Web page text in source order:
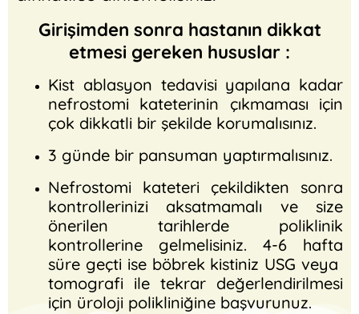
Girişimden sonra hastanın dikkat
etmesi gereken hususlar :
Kist ablasyon tedavisi yapılana kadar
nefrostomi kateterinin çıkmaması için
çok dikkatli bir şekilde korumalısınız.
3 günde bir pansuman yaptırmalısınız.
Nefrostomi kateteri çekildikten sonra
kontrollerinizi aksatmamalı ve size
önerilen tarihlerde poliklinik
kontrollerine gelmelisiniz. 4-6 hafta
süre geçti ise böbrek kistiniz USG veya
tomografi ile tekrar değerlendirilmesi
için üroloji polikliniğine başvurunuz.